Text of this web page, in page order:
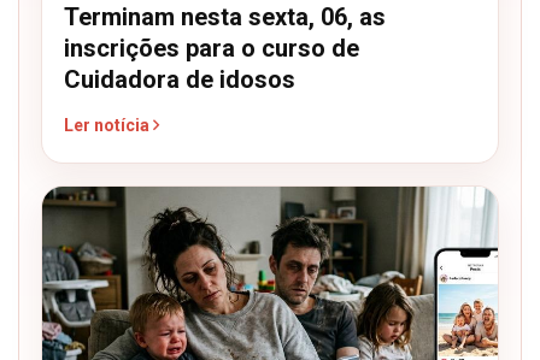
Terminam nesta sexta, 06, as
inscrições para o curso de
Cuidadora de idosos
Ler notícia